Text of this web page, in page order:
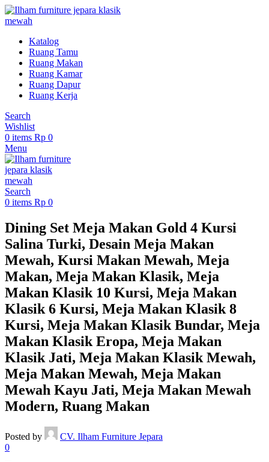
Katalog
Ruang Tamu
Ruang Makan
Ruang Kamar
Ruang Dapur
Ruang Kerja
Search
Wishlist
0 items Rp 0
Menu
Search
0 items Rp 0
Dining Set Meja Makan Gold 4 Kursi
Salina Turki, Desain Meja Makan
Mewah, Kursi Makan Mewah, Meja
Makan, Meja Makan Klasik, Meja
Makan Klasik 10 Kursi, Meja Makan
Klasik 6 Kursi, Meja Makan Klasik 8
Kursi, Meja Makan Klasik Bundar, Meja
Makan Klasik Eropa, Meja Makan
Klasik Jati, Meja Makan Klasik Mewah,
Meja Makan Mewah, Meja Makan
Mewah Kayu Jati, Meja Makan Mewah
Modern, Ruang Makan
Posted by
CV. Ilham Furniture Jepara
0